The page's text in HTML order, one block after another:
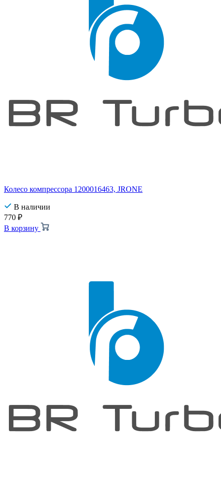
Колесо компрессора 1200016463, JRONE
В наличии
770 ₽
В корзину